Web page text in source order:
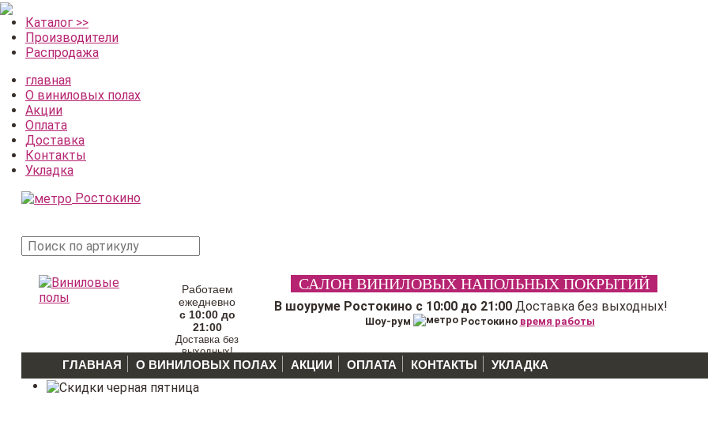
Каталог >>
Производители
Распродажа
главная
О виниловых полах
Акции
Оплата
Доставка
Контакты
Укладка
Ростокино
товара
Работаем
ежедневно
с 10:00 до
21:00
Доставка без
выходных!
САЛОН ВИНИЛОВЫХ НАПОЛЬНЫХ ПОКРЫТИЙ
В шоуруме Ростокино с 10:00 до 21:00 Доставка без выходных!
Шоу-рум Ростокино время работы
ГЛАВНАЯ О ВИНИЛОВЫХ ПОЛАХ АКЦИИ ОПЛАТА КОНТАКТЫ УКЛАДКА